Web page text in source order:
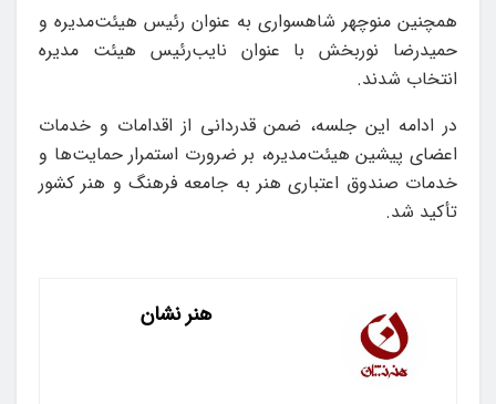
همچنین منوچهر شاهسواری به عنوان رئیس هیئت‌مدیره و
حمیدرضا نوربخش با عنوان نایب‌رئیس هیئت مدیره
انتخاب شدند.
در ادامه این جلسه، ضمن قدردانی از اقدامات و خدمات
اعضای پیشین هیئت‌مدیره، بر ضرورت استمرار حمایت‌ها و
خدمات صندوق اعتباری هنر به جامعه فرهنگ و هنر کشور
تأکید شد.
هنر نشان